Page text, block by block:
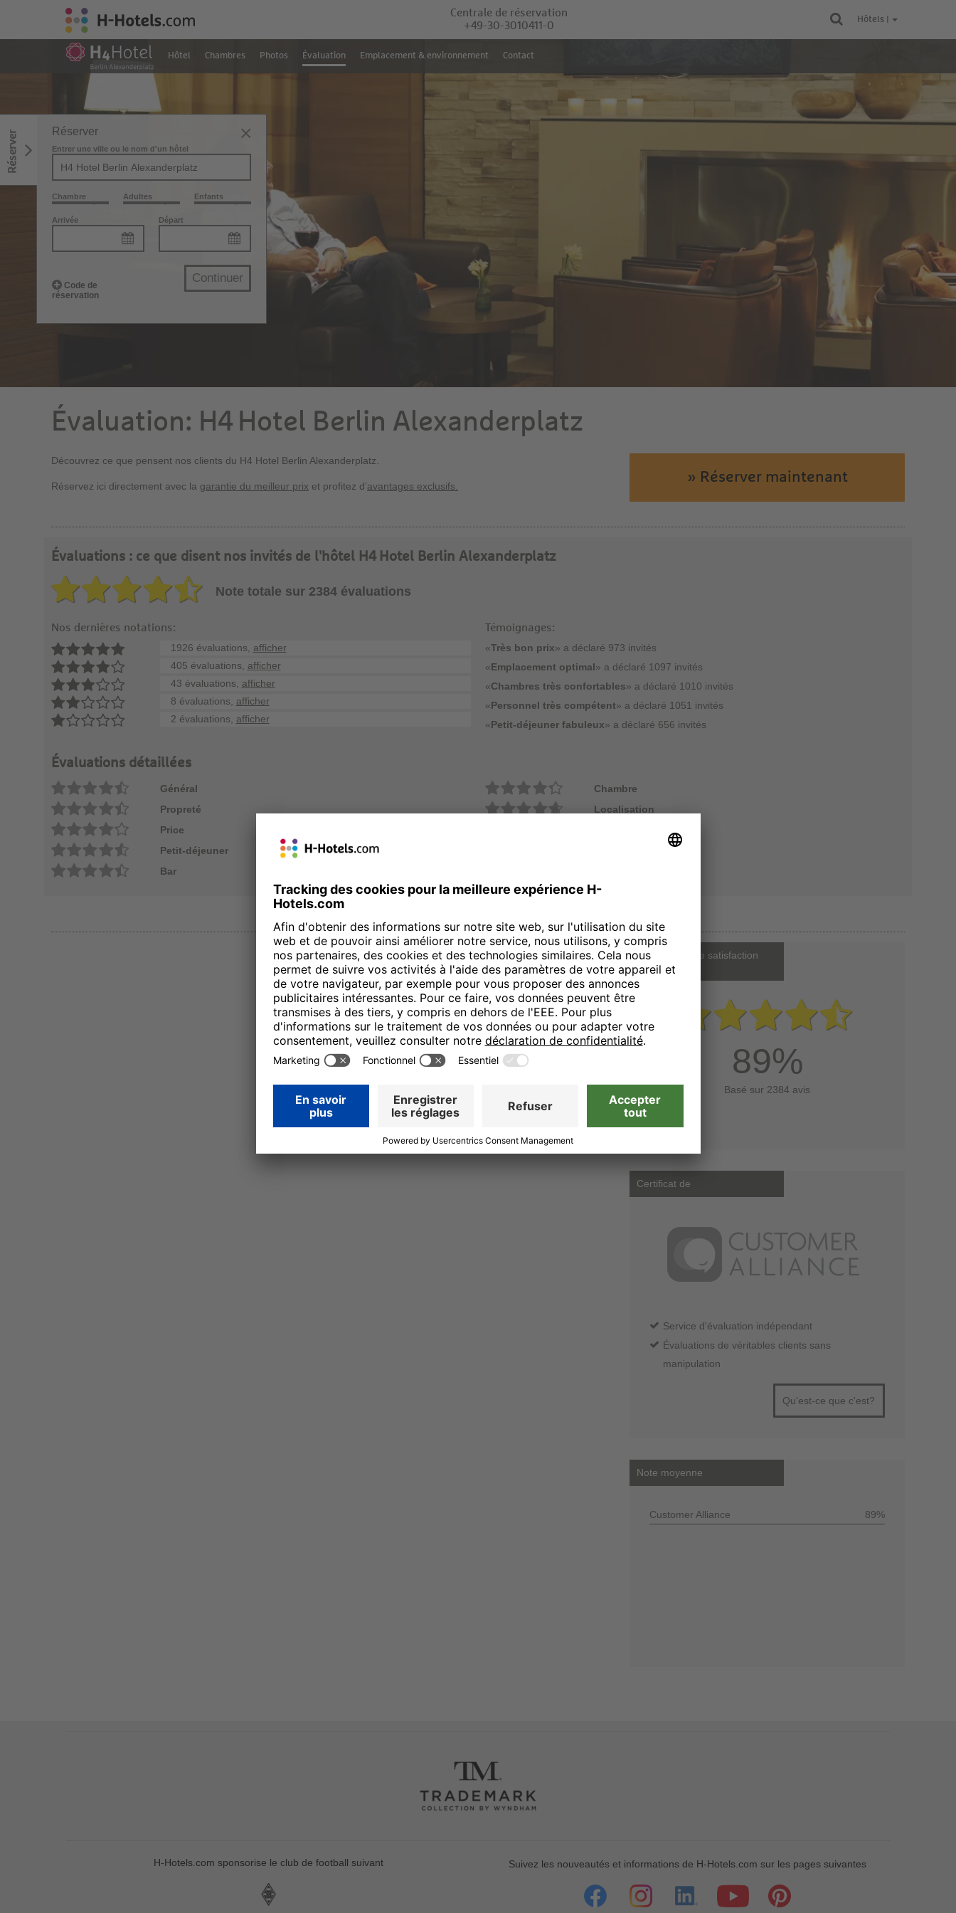
Centrale de réservation
+49-30-3010411-0
Hôtels |
Hôtel Chambres Photos Évaluation Emplacement & environnement Contact
Réserver Réserver
Entrer une ville ou le nom d'un hôtel
Chambre Adultes Enfants
Arrivée Départ
Code de
réservation
Continuer
Évaluation: H4 Hotel Berlin Alexanderplatz
Découvrez ce que pensent nos clients du H4 Hotel Berlin Alexanderplatz.
Réservez ici directement avec la garantie du meilleur prix et profitez d’avantages exclusifs.
» Réserver maintenant
Évaluations : ce que disent nos invités de l'hôtel H4 Hotel Berlin Alexanderplatz
Note totale sur 2384 évaluations
Nos dernières notations:
1926 évaluations, afficher
405 évaluations, afficher
43 évaluations, afficher
8 évaluations, afficher
2 évaluations, afficher
Témoignages:
«Très bon prix» a déclaré 973 invités
«Emplacement optimal» a déclaré 1097 invités
«Chambres très confortables» a déclaré 1010 invités
«Personnel très compétent» a déclaré 1051 invités
«Petit-déjeuner fabuleux» a déclaré 656 invités
Évaluations détaillées
Général
Chambre
Propreté
Localisation
Price
Petit-déjeuner
Bar
Notre indice de satisfaction
client
89%
Basé sur 2384 avis
Certificat de
Service d'évaluation indépendant
Évaluations de véritables clients sans
manipulation
Qu'est-ce que c'est?
Note moyenne
Customer Alliance 89%
H-Hotels.com sponsorise le club de football suivant Suivez les nouveautés et informations de H-Hotels.com sur les pages suivantes